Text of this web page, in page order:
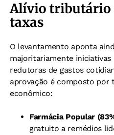
Alívio tributário
taxas
O levantamento aponta
majoritariamente iniciativas
redutoras de gastos
aprovação é composto
econômico:
Farmácia Popular
gratuito a remédios